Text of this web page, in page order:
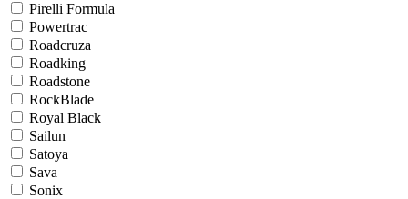
Pirelli Formula
Powertrac
Roadcruza
Roadking
Roadstone
RockBlade
Royal Black
Sailun
Satoya
Sava
Sonix